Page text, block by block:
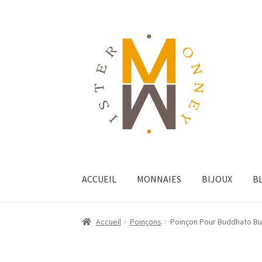
ACCUEIL MONNAIES BIJOUX
Accueil Poinçons Poinçon Pour Buddhato